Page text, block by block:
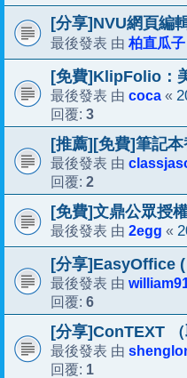
[分享]NVU網頁編
最後發表 由柏直瓜子
[免費]KlipFolio：
最後發表 由 coca «
回覆: 3
[推薦][免費]筆記本
最後發表 由
回覆: 2
[免費]文鼎公眾授
最後發表 由 2egg «
[分享]EasyOffice
最後發表 由
回覆: 6
[分享]ConTEXT
最後發表 由
回覆: 1